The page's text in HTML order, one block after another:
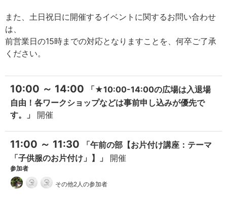
また、土日祝日に開催するイベントに関するお問い合わせ
は、
前営業日の15時までの対応となりますことを、何卒ご了承
ください。
10:00 ～ 14:00
「★10:00-14:00の広場は入退場
自由！各ワークショップなどは事前申し込みが優先で
す。」
開催
11:00 ～ 11:30
「午前の部【お片付け講座：テーマ
「子供服のお片付け」】」
開催
参加者
その他2人の参加者